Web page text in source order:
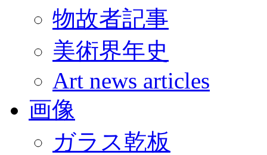
物故者記事
美術界年史
Art news articles
画像
ガラス乾板